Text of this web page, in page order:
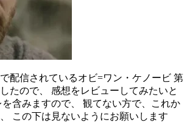
配信されているオビ=ワン・ケノービ 第
たので、 感想をレビューしてみたいと
含みますので、 観てない方で、これか
この下は見ないようにお願いします